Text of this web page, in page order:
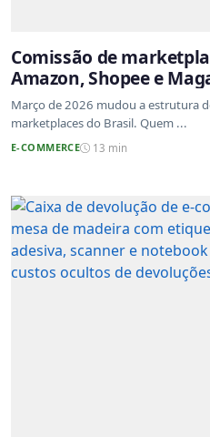
Comissão de
Amazon, Shopee e
atualizadas
Março de 2026 mudou a estrutura
marketplaces do Brasil. Quem ...
E-COMMERCE 13 min